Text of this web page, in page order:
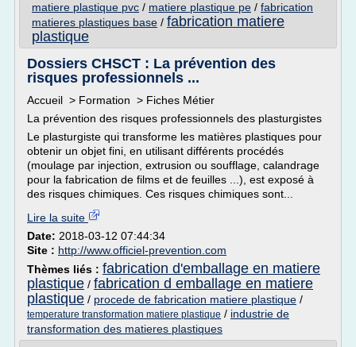
matiere plastique pvc / matiere plastique pe / fabrication
matieres plastiques base / fabrication matiere
plastique
Dossiers CHSCT : La prévention des
risques professionnels ...
Accueil > Formation > Fiches Métier
La prévention des risques professionnels des plasturgistes
Le plasturgiste qui transforme les matières plastiques pour
obtenir un objet fini, en utilisant différents procédés
(moulage par injection, extrusion ou soufflage, calandrage
pour la fabrication de films et de feuilles ...), est exposé à
des risques chimiques. Ces risques chimiques sont...
Lire la suite
Date: 2018-03-12 07:44:34
Site : http://www.officiel-prevention.com
Thèmes liés : fabrication d'emballage en matiere
plastique / fabrication d emballage en matiere
plastique / procede de fabrication matiere plastique /
temperature transformation matiere plastique / industrie de
transformation des matieres plastiques